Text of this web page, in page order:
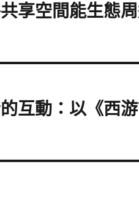
享空間能生態
互動：以《西